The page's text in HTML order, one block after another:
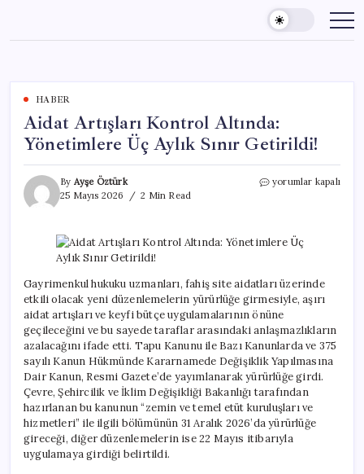
content
HABER
Aidat Artışları Kontrol Altında:
Yönetimlere Üç Aylık Sınır Getirildi!
By Ayşe Öztürk
25 Mayıs 2026
2 Min Read
Aidat
Yönetimlere
Üç
Sınır
Getirildi!
için
yorumlar kapalı
Gayrimenkul hukuku uzmanları, fahiş site aidatları üzerinde
etkili olacak yeni düzenlemelerin yürürlüğe girmesiyle, aşırı
aidat artışları ve keyfi bütçe uygulamalarının önüne
geçileceğini ve bu sayede taraflar arasındaki anlaşmazlıkların
azalacağını ifade etti. Tapu Kanunu ile Bazı Kanunlarda ve 375
sayılı Kanun Hükmünde Kararnamede Değişiklik Yapılmasına
Dair Kanun, Resmi Gazete’de yayımlanarak yürürlüğe girdi.
Çevre, Şehircilik ve İklim Değişikliği Bakanlığı tarafından
hazırlanan bu kanunun “zemin ve temel etüt kuruluşları ve
hizmetleri” ile ilgili bölümünün 31 Aralık 2026’da yürürlüğe
gireceği, diğer düzenlemelerin ise 22 Mayıs itibarıyla
uygulamaya girdiği belirtildi.